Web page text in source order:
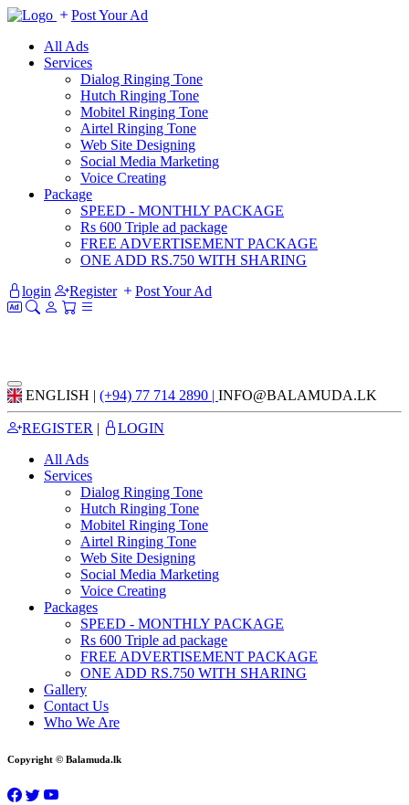
Post Your Ad
All Ads
Services
Dialog Ringing Tone
Hutch Ringing Tone
Mobitel Ringing Tone
Airtel Ringing Tone
Web Site Designing
Social Media Marketing
Voice Creating
Package
SPEED - MONTHLY PACKAGE
Rs 600 Triple ad package
FREE ADVERTISEMENT PACKAGE
ONE ADD RS.750 WITH SHARING
login
Register Post Your Ad
ENGLISH | (+94) 77 714 2890 | INFO@BALAMUDA.LK
REGISTER |
LOGIN
All Ads
Services
Dialog Ringing Tone
Hutch Ringing Tone
Mobitel Ringing Tone
Airtel Ringing Tone
Web Site Designing
Social Media Marketing
Voice Creating
Packages
SPEED - MONTHLY PACKAGE
Rs 600 Triple ad package
FREE ADVERTISEMENT PACKAGE
ONE ADD RS.750 WITH SHARING
Gallery
Contact Us
Who We Are
Copyright © Balamuda.lk